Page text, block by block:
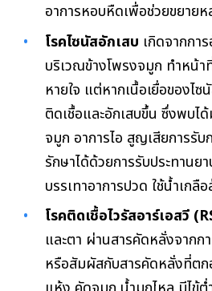
อาการหอบหืดเพื่อช่วยขยายห
โรคไซนัสอักเสบ เกิดจากกา
บริเวณข้างโพรงจมูก ทำหน้า
หายใจ แต่หากเนื้อเยื่อของไซ
ติดเชื้อและอักเสบขึ้น ซึ่งพบไ
จมูก อาการไอ สูญเสียการรั
รักษาได้ด้วยการรับประทาน
บรรเทาอาการปวด ใช้น้ำเก
โรคติดเชื้อไวรัสอาร์เอสวี
และตา ผ่านสารคัดหลั่งจากก
หรือสัมผัสกับสารคัดหลั่งที่ตก